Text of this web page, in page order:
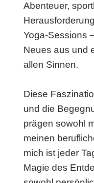
Abenteuer,
Yoga-Sessions
Neues aus und
allen Sinnen.
Diese
und die
prägen sowohl
meinen
mich ist jeder
Magie des